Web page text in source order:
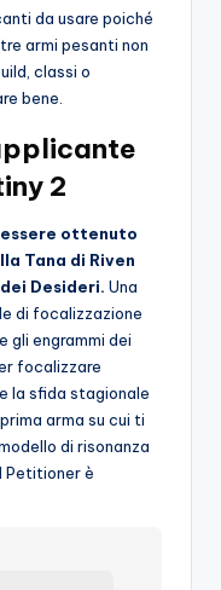
da usare poiché
armi pesanti non
classi o
bene.
2
ottenuto
Tana di Riven
Desideri. Una
di focalizzazione
gli engrammi dei
focalizzare
la sfida stagionale
arma su cui ti
di risonanza
Petitioner è